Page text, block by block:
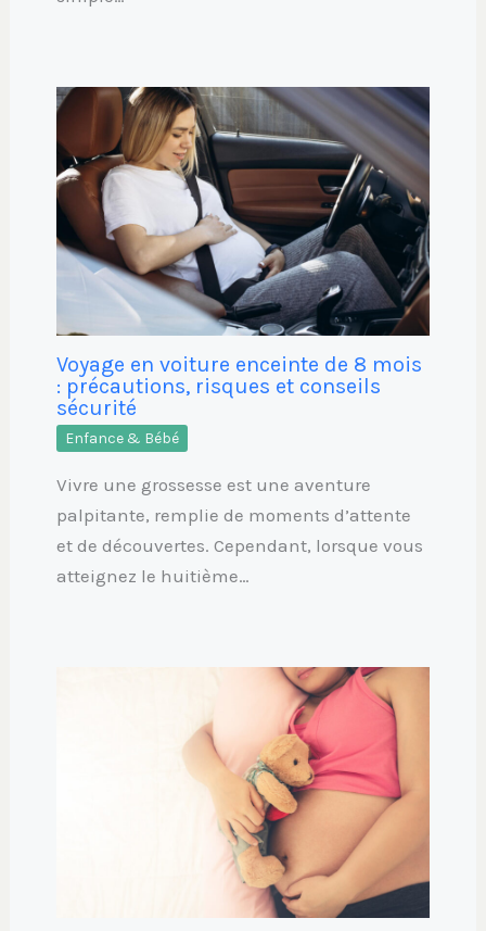
Voyage en voiture enceinte de 8 mois
: précautions, risques et conseils
sécurité
Enfance & Bébé
Vivre une grossesse est une aventure
palpitante, remplie de moments d’attente
et de découvertes. Cependant, lorsque vous
atteignez le huitième…